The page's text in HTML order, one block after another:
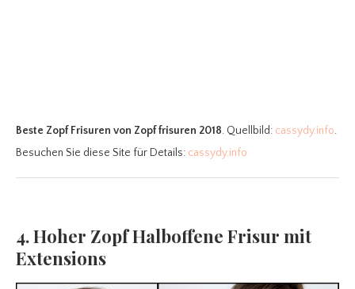
Beste Zopf Frisuren von Zopf frisuren 2018. Quellbild: cassydy.info.
Besuchen Sie diese Site für Details: cassydy.info
4. Hoher Zopf Halboffene Frisur mit
Extensions